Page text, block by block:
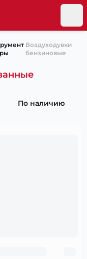
Воздуходувки
бензиновые
По наличию